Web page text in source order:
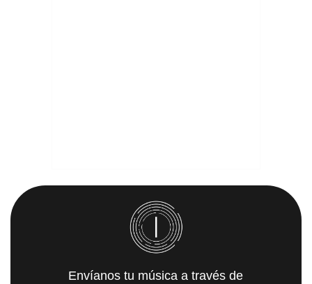
Envíanos tu música a través de